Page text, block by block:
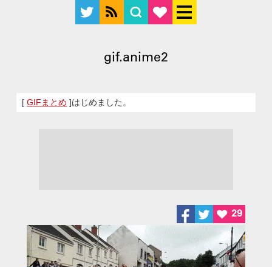
gif.anime2
[ GIFまとめ ]はじめました。
29